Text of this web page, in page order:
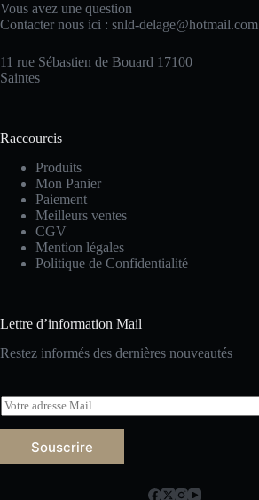
Vous avez une question
Contacter nous ici : snld-delage@hotmail.com
11 rue Sébastien de Bouard 17100
Saintes
Raccourcis
Produits
Mon Panier
Paiement
Meilleurs ventes
CGV
Mention légales
Politique de Confidentialité
Lettre d’information Mail
Restez informés des dernières nouveautés
E
m
a
l
Souscrire